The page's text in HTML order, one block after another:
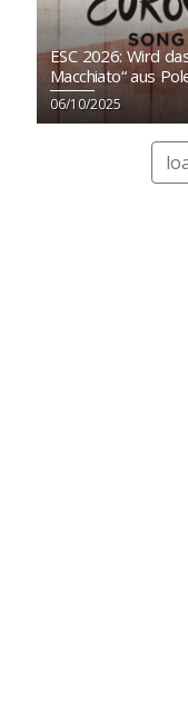
ESC 2026: Wird
Macchiato“ aus
06/10/2025